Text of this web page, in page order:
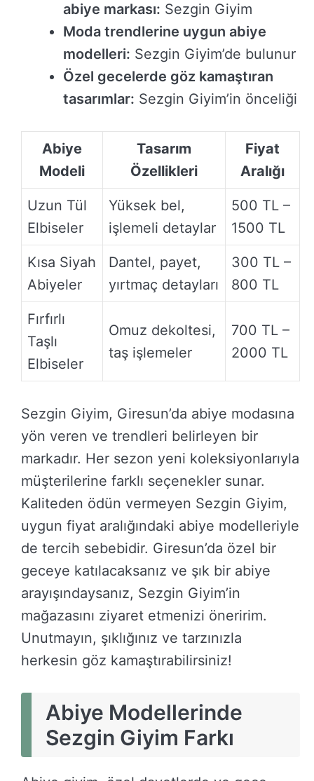
abiye markası: Sezgin Giyim
Moda trendlerine uygun abiye
modelleri: Sezgin Giyim’de bulunur
Özel gecelerde göz kamaştıran
tasarımlar: Sezgin Giyim’in önceliği
Abiye
Modeli
Tasarım
Özellikleri
Fiyat
Aralığı
Uzun Tül
Elbiseler
Yüksek bel,
işlemeli detaylar
500 TL –
1500 TL
Kısa Siyah
Abiyeler
Dantel, payet,
yırtmaç detayları
300 TL –
800 TL
Fırfırlı
Taşlı
Elbiseler
Omuz dekoltesi,
taş işlemeler
700 TL –
2000 TL
Sezgin Giyim, Giresun’da abiye modasına
yön veren ve trendleri belirleyen bir
markadır. Her sezon yeni koleksiyonlarıyla
müşterilerine farklı seçenekler sunar.
Kaliteden ödün vermeyen Sezgin Giyim,
uygun fiyat aralığındaki abiye modelleriyle
de tercih sebebidir. Giresun’da özel bir
geceye katılacaksanız ve şık bir abiye
arayışındaysanız, Sezgin Giyim’in
mağazasını ziyaret etmenizi öneririm.
Unutmayın, şıklığınız ve tarzınızla
herkesin göz kamaştırabilirsiniz!
Abiye Modellerinde
Sezgin Giyim Farkı